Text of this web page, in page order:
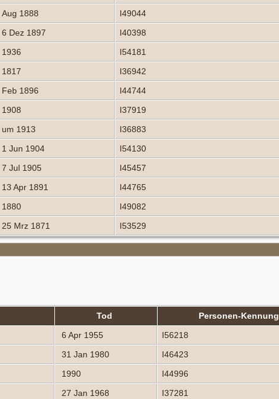
Aug 1888 I49044
6 Dez 1897 I40398
1936 I54181
1817 I36942
Feb 1896 I44744
1908 I37919
um 1913 I36883
1 Jun 1904 I54130
7 Jul 1905 I45457
13 Apr 1891 I44765
1880 I49082
25 Mrz 1871 I53529
Tod Personen-Kennung
6 Apr 1955 I56218
31 Jan 1980 I46423
1990 I44996
27 Jan 1968 I37281